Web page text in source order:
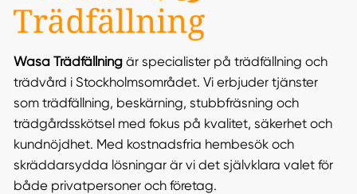
Wasa Trädfällningär specialister på trädfällning och
trädvård i Stockholmsområdet. Vi erbjuder tjänster
som trädfällning, beskärning, stubbfräsning och
trädgårdsskötsel med fokus på kvalitet, säkerhet och
kundnöjdhet. Med kostnadsfria hembesök och
skräddarsydda lösningar är vi det självklara valet för
både privatpersoner och företag​.